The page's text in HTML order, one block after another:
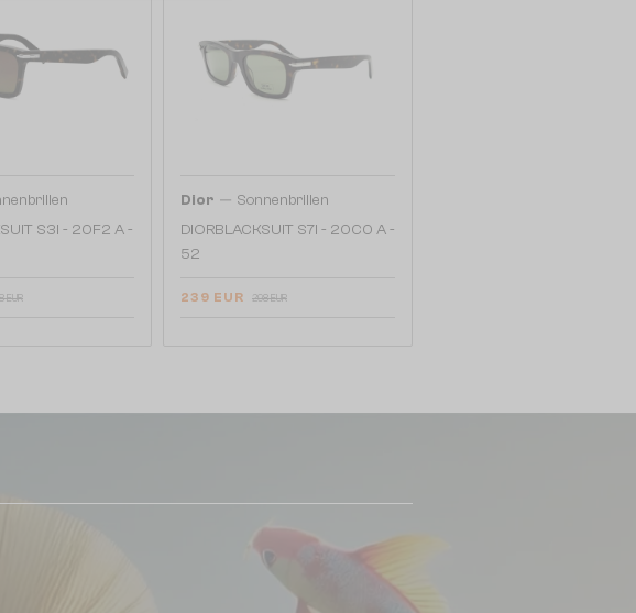
S3I - 20F2 A -
EUR
Dior — Sonnenbrillen
DIORBLACKSUIT S7I - 20C0 A -
52
239 EUR 298 EUR